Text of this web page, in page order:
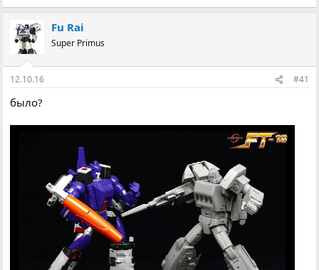
Fu Rai
Super Primus
12.10.16 #41
было?